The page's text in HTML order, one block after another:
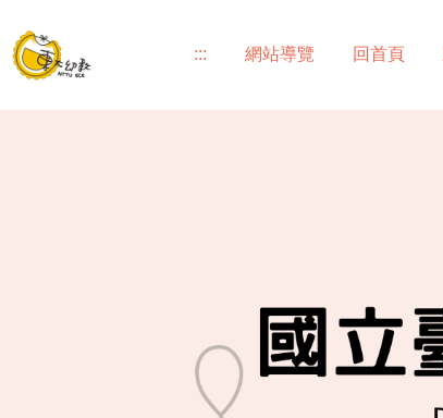
到
主
::: 網站導覽 回首頁